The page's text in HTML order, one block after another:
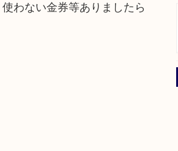
わない金券等ありましたら